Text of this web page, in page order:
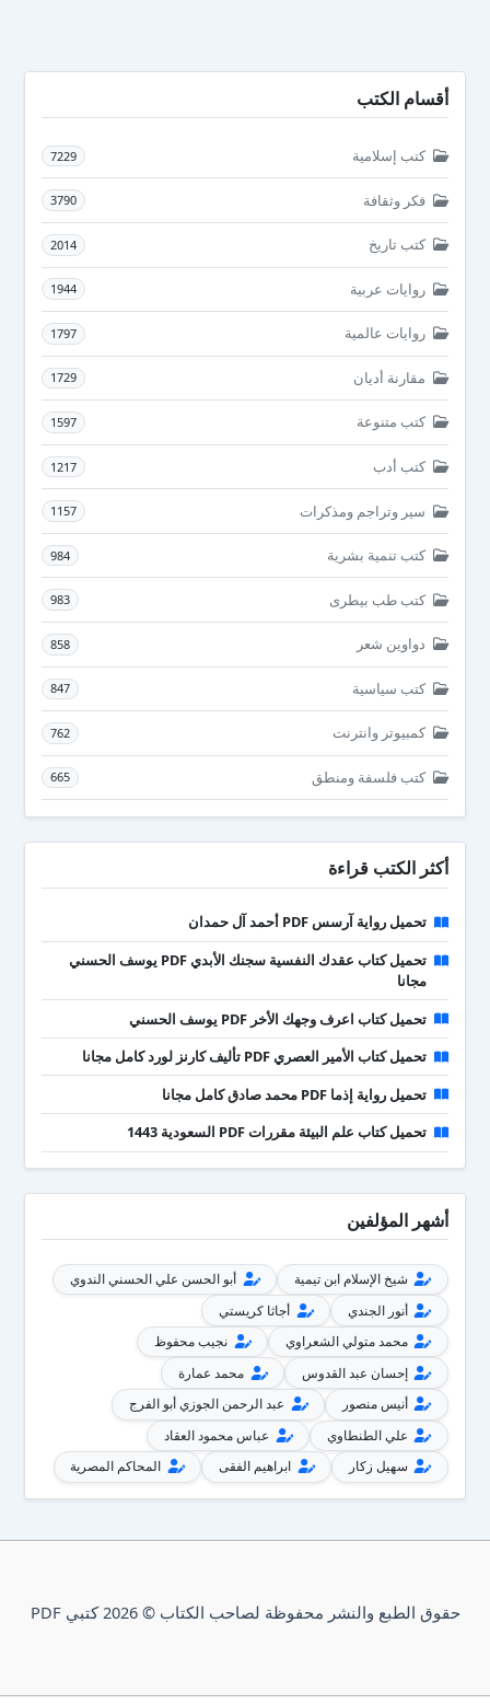
أقسام الكتب
كتب إسلامية 7229
فكر وثقافة 3790
كتب تاريخ 2014
روايات عربية 1944
روايات عالمية 1797
مقارنة أديان 1729
كتب متنوعة 1597
كتب أدب 1217
سير وتراجم ومذكرات 1157
كتب تنمية بشرية 984
كتب طب بيطرى 983
دواوين شعر 858
كتب سياسية 847
كمبيوتر وانترنت 762
كتب فلسفة ومنطق 665
أكثر الكتب قراءة
تحميل رواية آرسس PDF أحمد آل حمدان
تحميل كتاب عقدك النفسية سجنك الأبدي PDF يوسف الحسني
مجانا
تحميل كتاب اعرف وجهك الأخر PDF يوسف الحسني
تحميل كتاب الأمير العصري PDF تأليف كارنز لورد كامل مجانا
تحميل رواية إذما PDF محمد صادق كامل مجانا
تحميل كتاب علم البيئة مقررات PDF السعودية 1443
أشهر المؤلفين
شيخ الإسلام ابن تيمية
أبو الحسن علي الحسني الندوي
أنور الجندي
أجاثا كريستي
محمد متولي الشعراوي
نجيب محفوظ
إحسان عبد القدوس
محمد عمارة
أنيس منصور
عبد الرحمن الجوزي أبو الفرج
علي الطنطاوي
عباس محمود العقاد
سهيل زكار
ابراهيم الفقى المحاكم المصرية
حقوق الطبع والنشر محفوظة لصاحب الكتاب © 2026 كتبي PDF